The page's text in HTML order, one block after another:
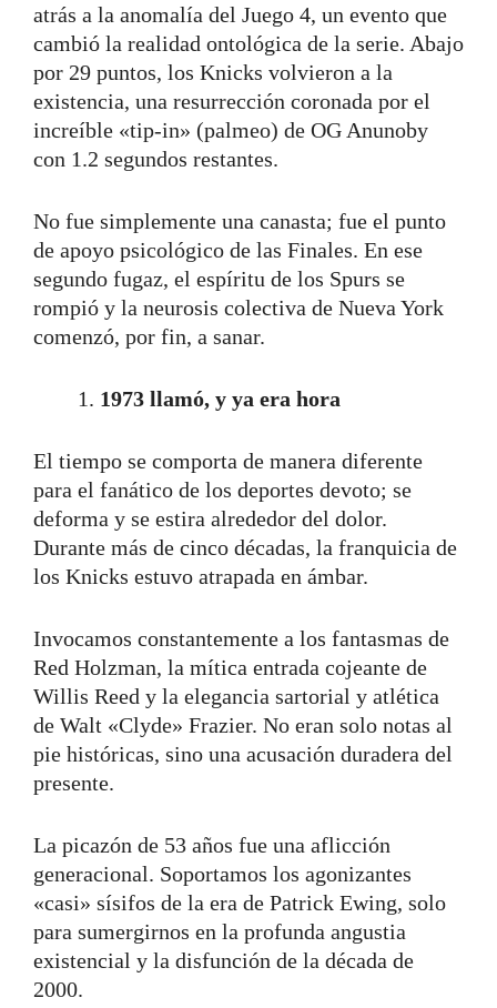
atrás a la anomalía del Juego 4, un evento que
cambió la realidad ontológica de la serie. Abajo
por 29 puntos, los Knicks volvieron a la
existencia, una resurrección coronada por el
increíble «tip-in» (palmeo) de OG Anunoby
con 1.2 segundos restantes.
No fue simplemente una canasta; fue el punto
de apoyo psicológico de las Finales. En ese
segundo fugaz, el espíritu de los Spurs se
rompió y la neurosis colectiva de Nueva York
comenzó, por fin, a sanar.
1973 llamó, y ya era hora
El tiempo se comporta de manera diferente
para el fanático de los deportes devoto; se
deforma y se estira alrededor del dolor.
Durante más de cinco décadas, la franquicia de
los Knicks estuvo atrapada en ámbar.
Invocamos constantemente a los fantasmas de
Red Holzman, la mítica entrada cojeante de
Willis Reed y la elegancia sartorial y atlética
de Walt «Clyde» Frazier. No eran solo notas al
pie históricas, sino una acusación duradera del
presente.
La picazón de 53 años fue una aflicción
generacional. Soportamos los agonizantes
«casi» sísifos de la era de Patrick Ewing, solo
para sumergirnos en la profunda angustia
existencial y la disfunción de la década de
2000.